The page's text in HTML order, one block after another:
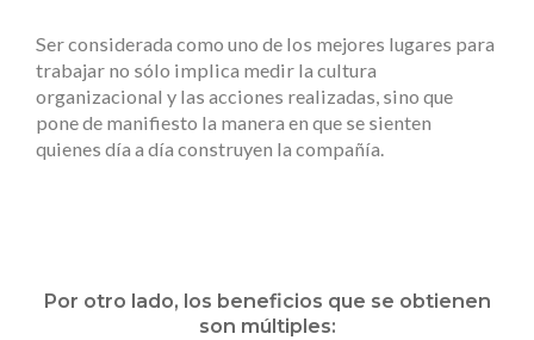
Ser considerada como uno de los mejores lugares para
trabajar no sólo implica medir la cultura
organizacional y las acciones realizadas, sino que
pone de manifiesto la manera en que se sienten
quienes día a día construyen la compañía.
Por otro lado, los beneficios que se obtienen
son múltiples: